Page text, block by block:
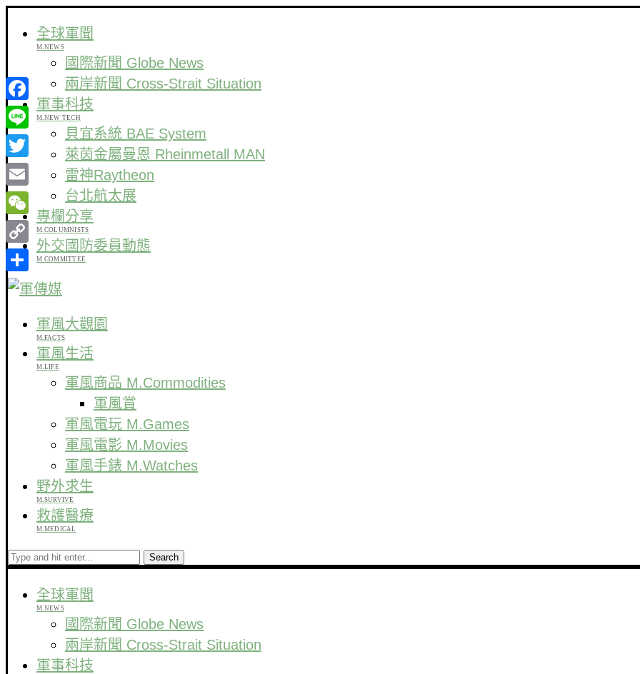
全球軍聞
M.NEWS
國際新聞 Globe News
兩岸新聞 Cross-Strait Situation
軍事科技
M.NEW TECH
貝宜系統 BAE System
萊茵金屬曼恩 Rheinmetall MAN
雷神Raytheon
台北航太展
專欄分享
M.COLUMNISTS
外交國防委員動態
M COMMITTEE
軍風大觀園
M.FACTS
軍風生活
M.LIFE
軍風商品 M.Commodities
軍風賞
軍風電玩 M.Games
軍風電影 M.Movies
軍風手錶 M.Watches
野外求生
M.SURVIVE
救護醫療
M.MEDICAL
Search
全球軍聞
M.NEWS
國際新聞 Globe News
兩岸新聞 Cross-Strait Situation
軍事科技
Facebook
Line
Twitter
Email
WeChat
Copy
Link
分